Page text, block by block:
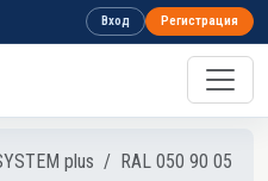
Вход Регистрация
plus RAL 050 90 05